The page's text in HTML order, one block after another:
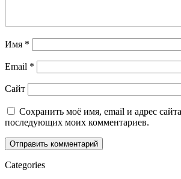
Имя *
Email *
Сайт
Сохранить моё имя, email и адрес
последующих моих комментариев.
Categories